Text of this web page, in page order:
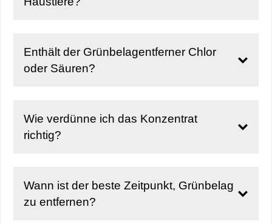
Enthält der Grünbelagentferner Chlor
oder Säuren?
Wie verdünne ich das Konzentrat
richtig?
Wann ist der beste Zeitpunkt, Grünbelag
zu entfernen?